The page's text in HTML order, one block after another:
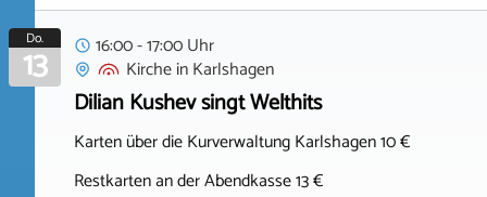
Do.
13
16:00 - 17:00 Uhr
KircheinKarlshagen
Dilian Kushev singt Welthits
Karten über die Kurverwaltung Karlshagen 10 €
Restkarten an der Abendkasse 13 €